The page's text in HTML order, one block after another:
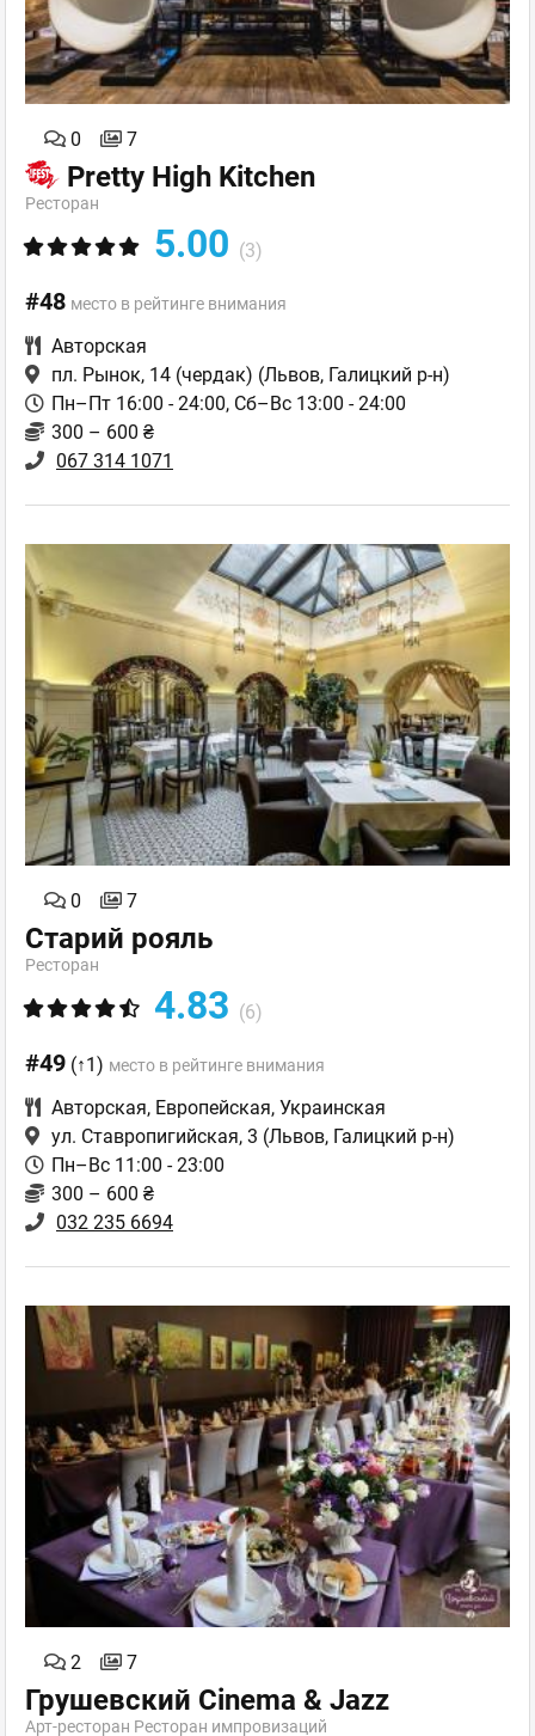
0 7
Pretty High Kitchen
Ресторан
5.00 (3)
#48 место в рейтинге внимания
Авторская
пл. Рынок, 14 (чердак) (Львов, Галицкий р-н)
Пн–Пт 16:00 - 24:00, Сб–Вс 13:00 - 24:00
300 – 600 ₴
067 314 1071
0 7
Старий рояль
Ресторан
4.83 (6)
#49 (↑1) место в рейтинге внимания
Авторская, Европейская, Украинская
ул. Ставропигийская, 3 (Львов, Галицкий р-н)
Пн–Вс 11:00 - 23:00
300 – 600 ₴
032 235 6694
2 7
Грушевский Cinema & Jazz
Арт-ресторан Ресторан импровизаций